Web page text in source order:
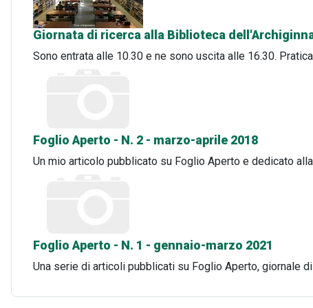
Giornata di ricerca alla Biblioteca
Sono entrata alle 10.30 e ne sono uscita alle 16.30.
Foglio Aperto - N. 2 - marzo-aprile 2018
Un mio articolo pubblicato su Foglio Aperto e dedicato
Foglio Aperto - N. 1 - gennaio-marzo 2021
Una serie di articoli pubblicati su Foglio Aperto, giornale